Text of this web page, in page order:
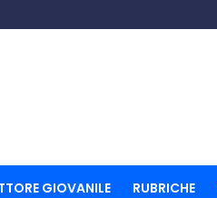
GIOVANILE RUBRICHE